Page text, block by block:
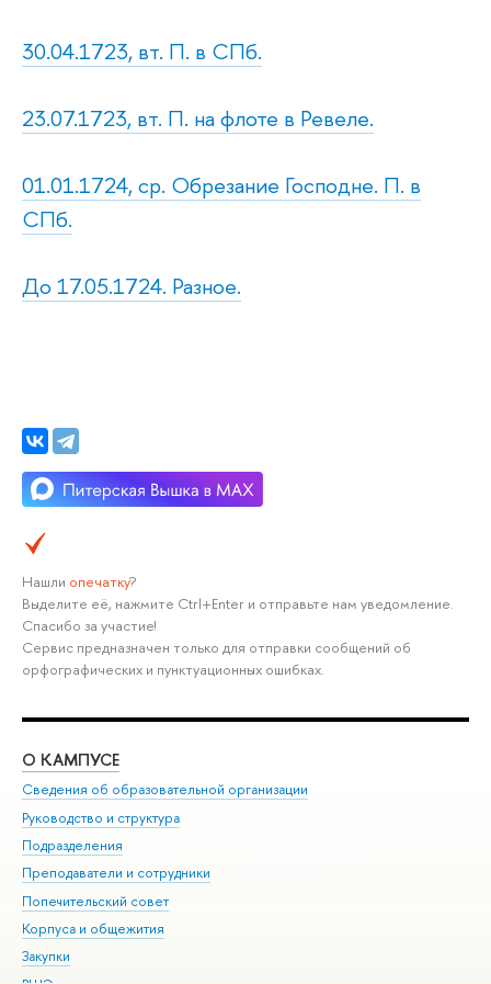
30.04.1723, вт. П. в СПб.
23.07.1723, вт. П. на флоте в Ревеле.
01.01.1724, ср. Обрезание Господне. П. в
СПб.
До 17.05.1724. Разное.
Нашли опечатку?
Выделите её, нажмите Ctrl+Enter и отправьте нам уведомление.
Спасибо за участие!
Сервис предназначен только для отправки сообщений об
орфографических и пунктуационных ошибках.
О КАМПУСЕ
Сведения об образовательной организации
Руководство и структура
Подразделения
Преподаватели и сотрудники
Попечительский совет
Корпуса и общежития
Закупки